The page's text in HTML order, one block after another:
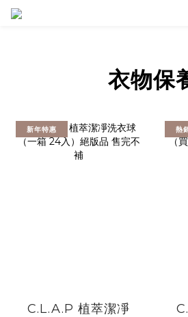
衣物保
新年特惠
C.L.A.P 植萃潔凈
熱